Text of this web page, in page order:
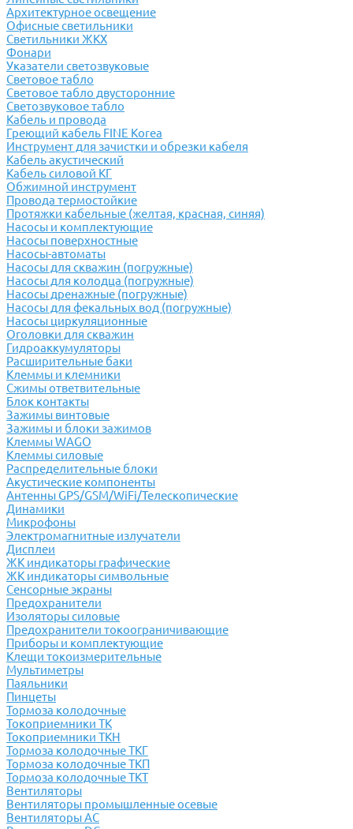
Архитектурное освещение
Офисные светильники
Светильники ЖКХ
Фонари
Указатели светозвуковые
Световое табло
Световое табло двусторонние
Светозвуковое табло
Кабель и провода
Греющий кабель FINE Korea
Инструмент для зачистки и обрезки кабеля
Кабель акустический
Кабель силовой КГ
Обжимной инструмент
Провода термостойкие
Протяжки кабельные (желтая, красная, синяя)
Насосы и комплектующие
Насосы поверхностные
Насосы-автоматы
Насосы для скважин (погружные)
Насосы для колодца (погружные)
Насосы дренажные (погружные)
Насосы для фекальных вод (погружные)
Насосы циркуляционные
Оголовки для скважин
Гидроаккумуляторы
Расширительные баки
Клеммы и клемники
Cжимы ответвительные
Блок контакты
Зажимы винтовые
Зажимы и блоки зажимов
Клеммы WAGO
Клеммы силовые
Распределительные блоки
Акустические компоненты
Антенны GPS/GSM/WiFi/Телескопические
Динамики
Микрофоны
Электромагнитные излучатели
Дисплеи
ЖК индикаторы графические
ЖК индикаторы символьные
Сенсорные экраны
Предохранители
Изоляторы силовые
Предохранители токоограничивающие
Приборы и комплектующие
Клещи токоизмерительные
Мультиметры
Паяльники
Пинцеты
Тормоза колодочные
Токоприемники ТК
Токоприемники ТКН
Тормоза колодочные ТКГ
Тормоза колодочные ТКП
Тормоза колодочные ТКТ
Вентиляторы
Вентиляторы промышленные осевые
Вентиляторы АС